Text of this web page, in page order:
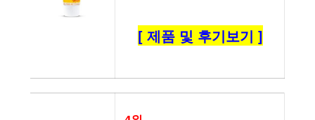
[ 제품 및 후기보기 ]